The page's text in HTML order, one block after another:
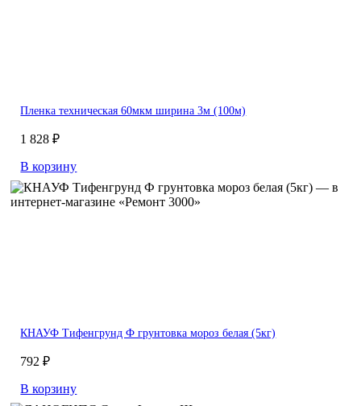
Пленка техническая 60мкм ширина 3м (100м)
1 828 ₽
В корзину
КНАУФ Тифенгрунд Ф грунтовка мороз белая (5кг)
792 ₽
В корзину